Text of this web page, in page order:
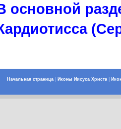
основной
Начальная страница| Иконы Иисуса Христа|